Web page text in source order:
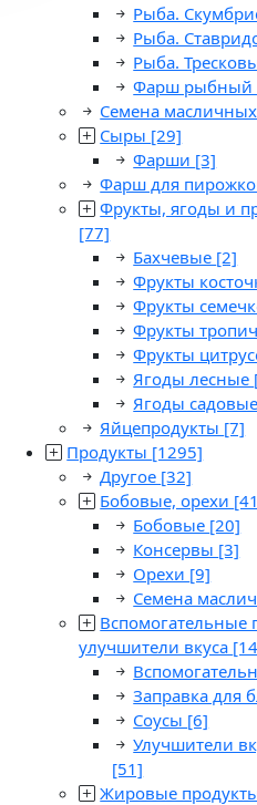
Рыба.
Рыба.
Рыба.
Фарш рыбный
Семена масличных
Сыры [29]
Фарши [3]
Фарш для
Фрукты, ягоды и
[77]
Бахчевые [2]
Фрукты
Фрукты
Фрукты
Фрукты
Ягоды лесные
Ягоды садовые
Яйцепродукты [7]
Продукты [1295]
Другое [32]
Бобовые, орехи
Бобовые [20]
Консервы [3]
Орехи [9]
Семена
улучшители вкуса
Заправка для
Соусы [6]
Улучшители
[51]
Жировые